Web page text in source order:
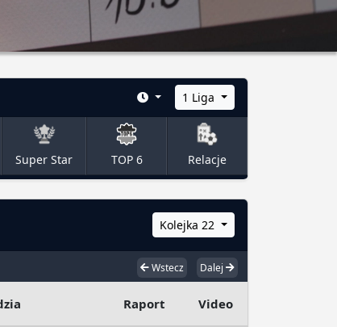
1 Liga
Super Star TOP 6 Relacje
Kolejka 22
Wstecz Dalej
Raport Video